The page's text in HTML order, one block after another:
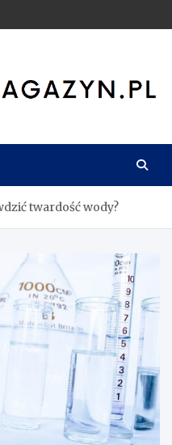
twardość wody?